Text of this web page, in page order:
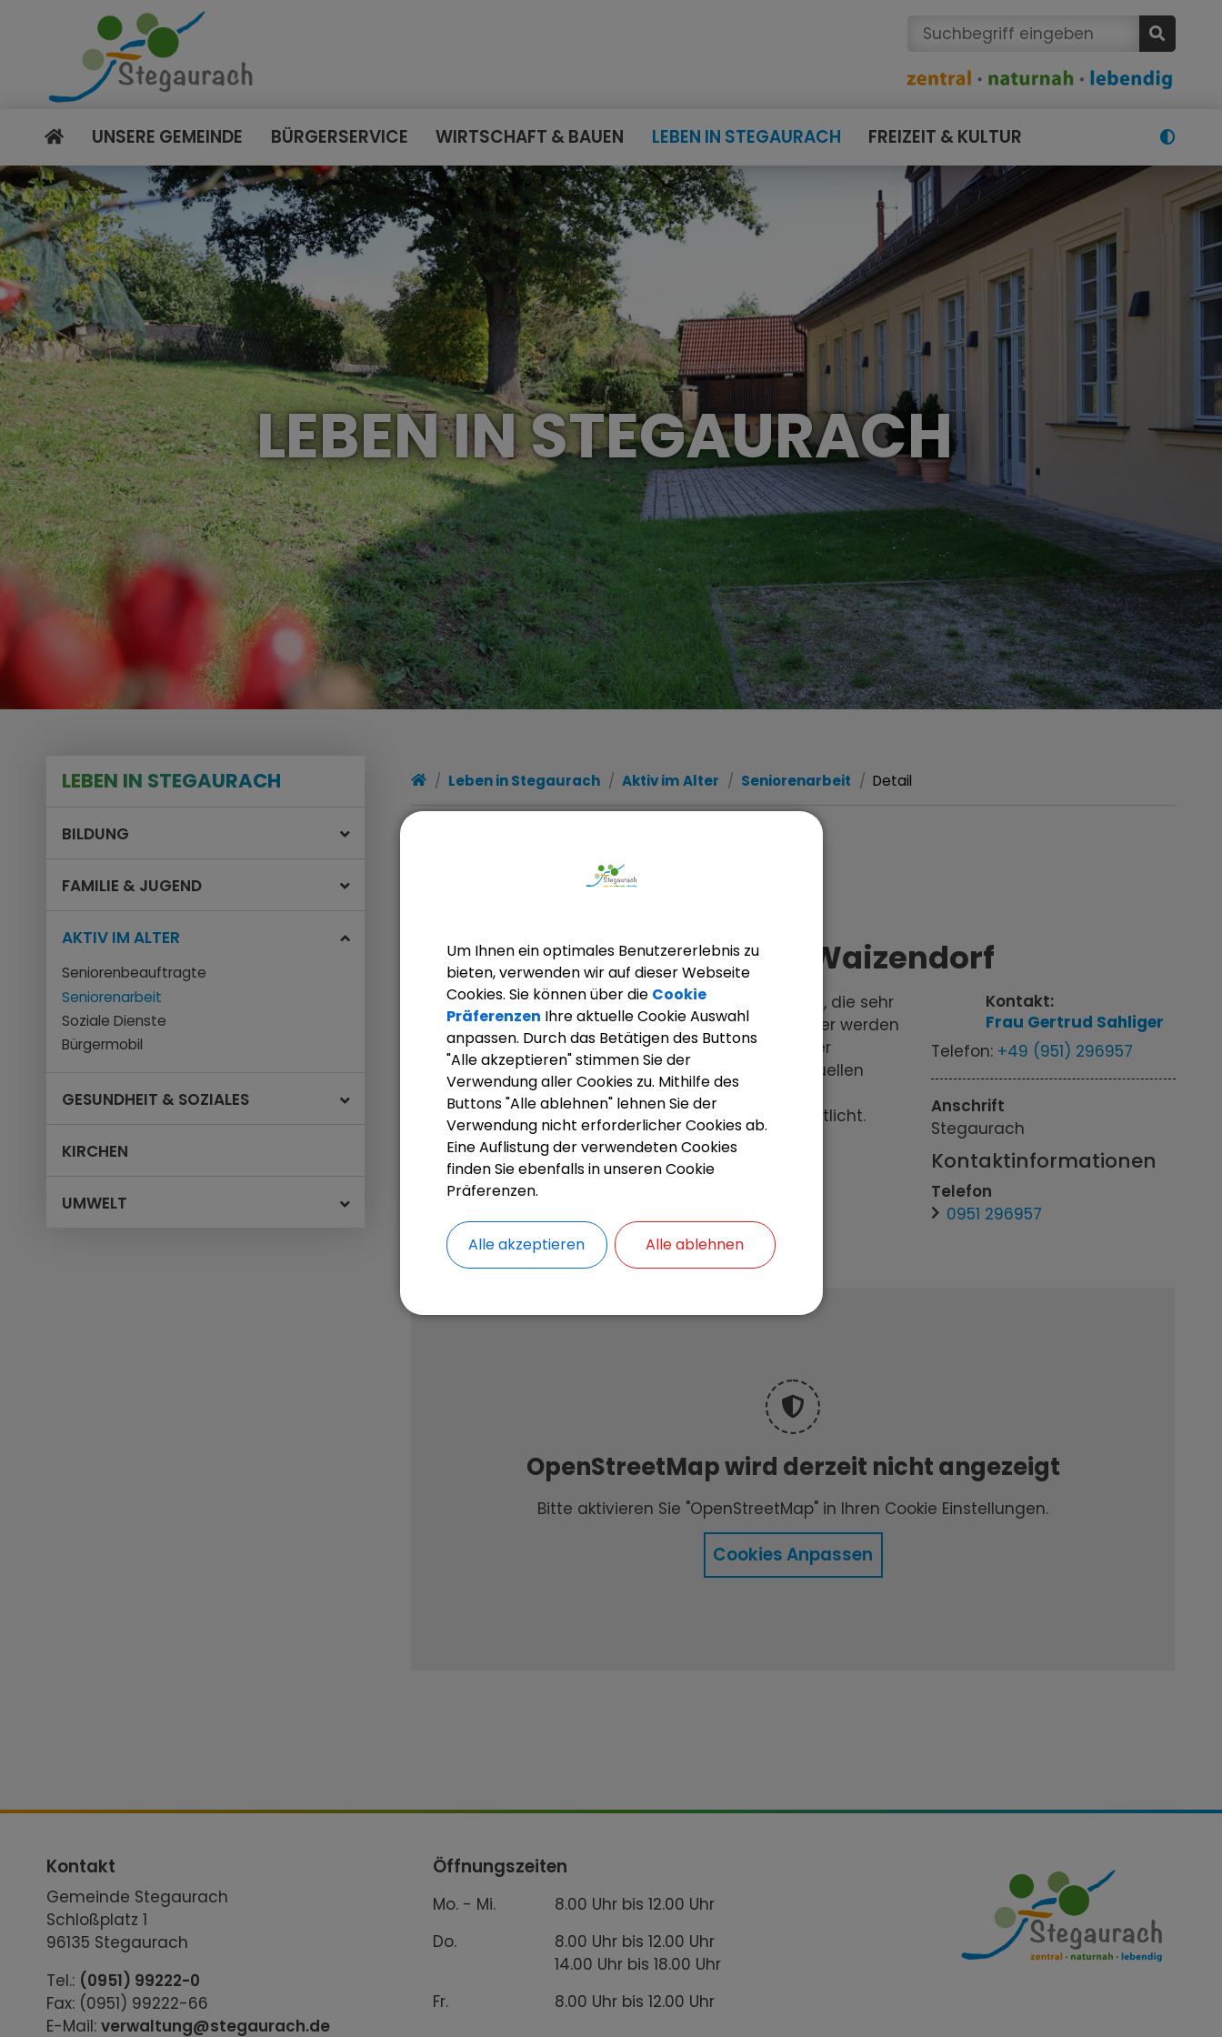
UNSERE GEMEINDE BÜRGERSERVICE WIRTSCHAFT & BAUEN LEBEN IN STEGAURACH FREIZEIT & KULTUR
LEBEN IN STEGAURACH
LEBEN IN STEGAURACH
BILDUNG
FAMILIE & JUGEND
AKTIV IM ALTER
Seniorenbeauftragte
Seniorenarbeit
Soziale Dienste
Bürgermobil
GESUNDHEIT & SOZIALES
KIRCHEN
UMWELT
Leben in Stegaurach Aktiv im Alter Seniorenarbeit Detail
Seniorenkreis Höfen und Waizendorf
Für Senioren gibt es in allen Ortsteilen Seniorenkreise, die sehr
aktiv sind. Im Rahmen des Projektes "Miteinander älter werden
in Stegaurach" wird vor allem auf die Bedürfnisse der
Senioren ein besonderes Augenmerk gelegt. Die aktuellen
Ausflüge und Angebote werden jeden Monat im
Mitteilungsblatt der Gemeinde Stegaurach veröffentlicht.
Kontakt:
Frau Gertrud Sahliger
Telefon: +49 (951) 296957
Anschrift
Stegaurach
Kontaktinformationen
Telefon
0951 296957
OpenStreetMap wird derzeit nicht angezeigt
Bitte aktivieren Sie "OpenStreetMap" in Ihren Cookie Einstellungen.
Cookies Anpassen
Kontakt
Gemeinde Stegaurach
Schloßplatz 1
96135 Stegaurach
Tel.: (0951) 99222-0
Fax: (0951) 99222-66
E-Mail:verwaltung@stegaurach.de
Öffnungszeiten
Mo. - Mi.
8.00 Uhr bis 12.00 Uhr
Do.
8.00 Uhr bis 12.00 Uhr
14.00 Uhr bis 18.00 Uhr
Fr.
8.00 Uhr bis 12.00 Uhr
Um Ihnen ein optimales Benutzererlebnis zu
bieten, verwenden wir auf dieser Webseite
Cookies. Sie können über die Cookie
Präferenzen Ihre aktuelle Cookie Auswahl
anpassen. Durch das Betätigen des Buttons
"Alle akzeptieren" stimmen Sie der
Verwendung aller Cookies zu. Mithilfe des
Buttons "Alle ablehnen" lehnen Sie der
Verwendung nicht erforderlicher Cookies ab.
Eine Auflistung der verwendeten Cookies
finden Sie ebenfalls in unseren Cookie
Präferenzen.
Alle akzeptieren Alle ablehnen